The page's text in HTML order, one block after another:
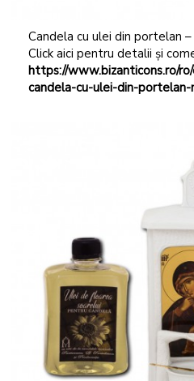
Candela cu ulei din portelan
Click aici pentru detalii și
https://www.bizanticons.ro/
candela-cu-ulei-din-